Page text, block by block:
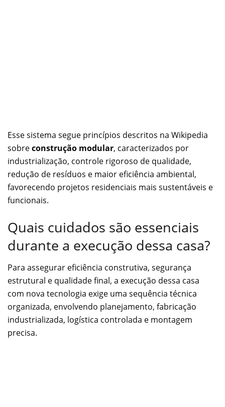
Esse sistema segue princípios descritos na Wikipedia
sobreconstrução modular, caracterizados por
industrialização, controle rigoroso de qualidade,
redução de resíduos e maior eficiência ambiental,
favorecendo projetos residenciais mais sustentáveis e
funcionais.
Quais cuidados são essenciais
durante a execução dessa casa?
Para assegurar eficiência construtiva, segurança
estrutural e qualidade final, a execução dessa casa
com nova tecnologia exige uma sequência técnica
organizada, envolvendo planejamento, fabricação
industrializada, logística controlada e montagem
precisa.